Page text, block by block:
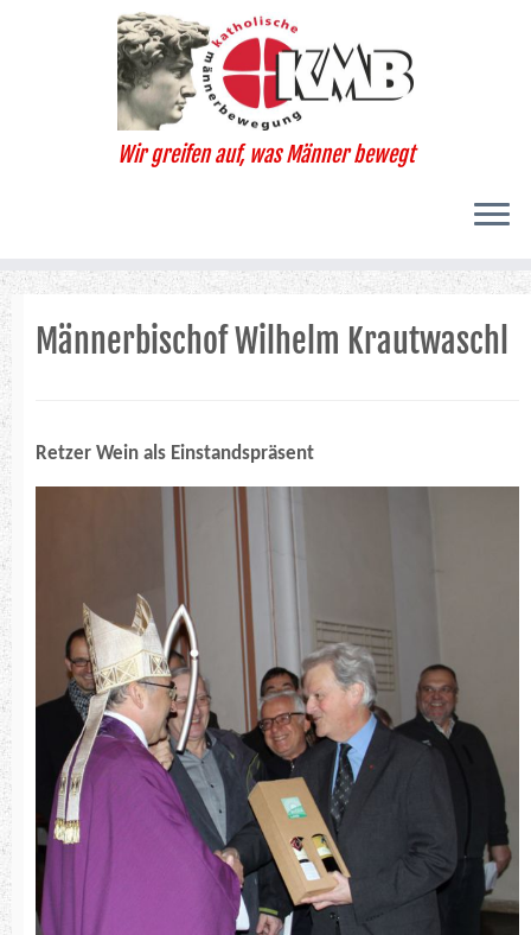
Wir greifen auf, was Männer bewegt
Männerbischof Wilhelm Krautwaschl
Retzer Wein als Einstandspräsent